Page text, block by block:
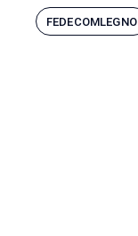
FEDECOMLEGNO